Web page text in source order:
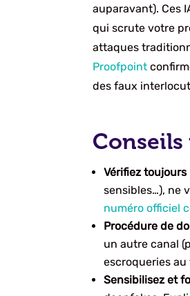
auparavant). Ces
qui scrute votre
attaques
Proofpoint
des faux
Vérifiez
sensibles…), ne
numéro officiel
Procédure de
un autre canal
escroqueries
Sensibilisez et